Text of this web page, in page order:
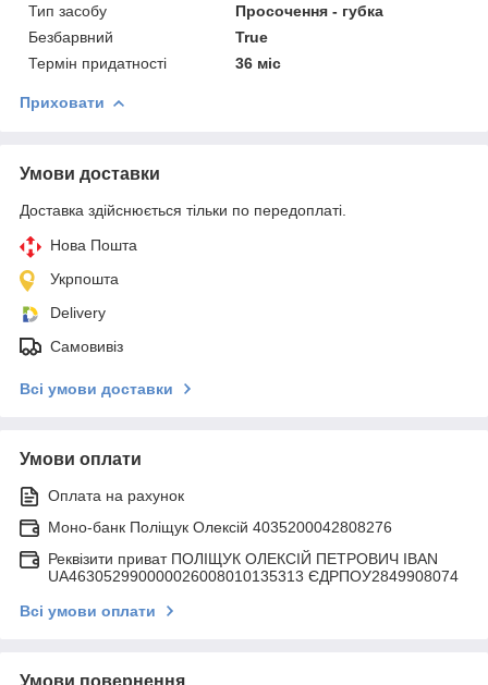
Тип засобу
Просочення - губка
Безбарвний
True
Термін придатності
36 міс
Приховати
Умови доставки
Доставка здійснюється тільки по передоплаті.
Нова Пошта
Укрпошта
Delivery
Самовивіз
Всі умови доставки
Умови оплати
Оплата на рахунок
Моно-банк Поліщук Олексій 4035200042808276
Реквізити приват ПОЛІЩУК ОЛЕКСІЙ ПЕТРОВИЧ IBAN
UA463052990000026008010135313 ЄДРПОУ2849908074
Всі умови оплати
Умови повернення